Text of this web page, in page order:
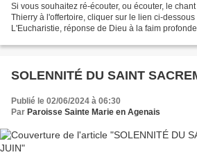
Si vous souhaitez ré-écouter, ou écouter, le
Thierry à l'offertoire, cliquer sur le lien ci-dessous : et : (Vatican
L'Eucharistie, réponse de Dieu à la faim
SOLENNITÉ DU SAINT
Publié le 02/06/2024 à 06:30
Par Paroisse Sainte Marie en Agenais